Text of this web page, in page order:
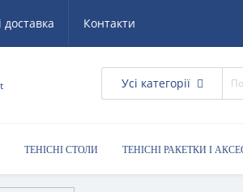
доставка Контакти
Усі категорії
ТЕНІСНІ СТОЛИ ТЕНІСНІ РАКЕТКИ І